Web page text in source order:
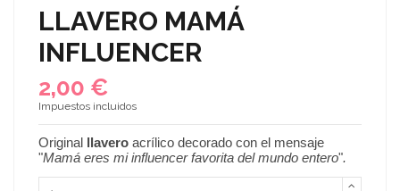
LLAVERO MAMÁ
INFLUENCER
2,00 €
Impuestos incluidos
Original llavero acrílico decorado con el mensaje
"Mamá eres mi influencer favorita del mundo entero".